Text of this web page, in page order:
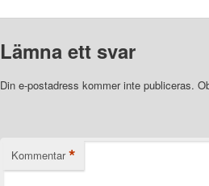
Lämna ett svar
Din e-postadress kommer inte publiceras.
Kommentar *